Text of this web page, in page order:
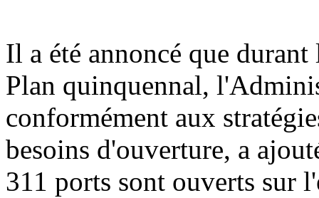
Il a été annoncé que
Plan quinquennal,
conformément aux
besoins d'ouverture, a
311 ports sont ouverts sur